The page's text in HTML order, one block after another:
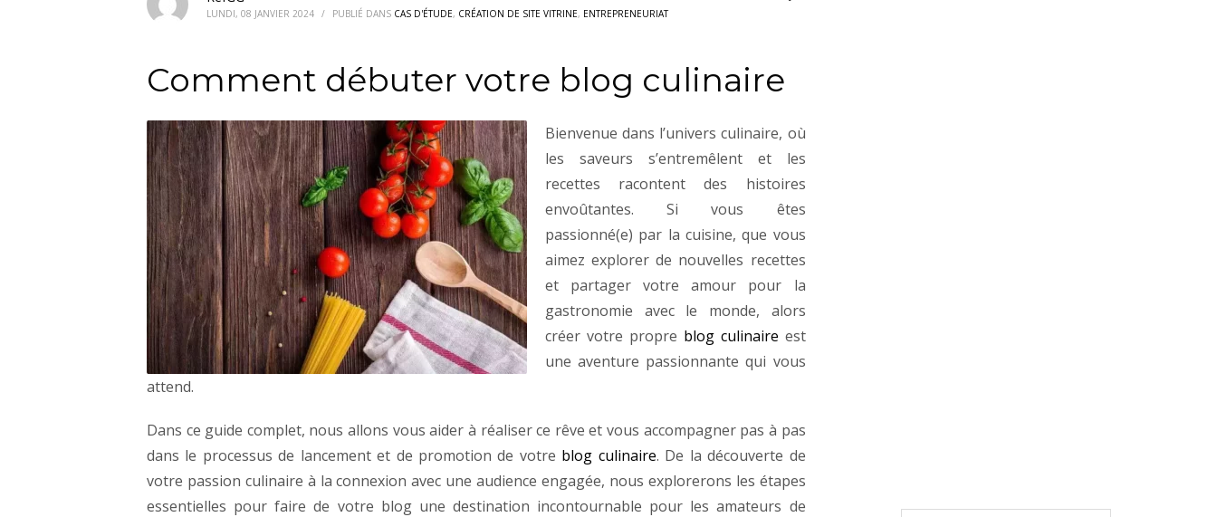
LUNDI, 08 JANVIER 2024 / PUBLIÉ DANS CAS D'ÉTUDE, CRÉATION DE SITE VITRINE, ENTREPRENEURIAT
Comment débuter votre blog culinaire
Bienvenue dans l’univers culinaire, où
les saveurs s’entremêlent et les
recettes racontent des histoires
envoûtantes. Si vous êtes
passionné(e) par la cuisine, que vous
aimez explorer de nouvelles recettes
et partager votre amour pour la
gastronomie avec le monde, alors
créer votre propre blog culinaire est
une aventure passionnante qui vous
attend.
Dans ce guide complet, nous allons vous aider à réaliser ce rêve et vous accompagner pas à pas
dans le processus de lancement et de promotion de votre blog culinaire. De la découverte de
votre passion culinaire à la connexion avec une audience engagée, nous explorerons les étapes
essentielles pour faire de votre blog une destination incontournable pour les amateurs de